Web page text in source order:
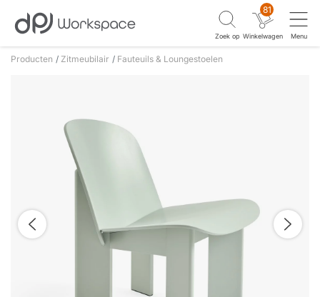
Zoek op
81
Winkelwagen Menu
Producten Zitmeubilair Fauteuils & Loungestoelen